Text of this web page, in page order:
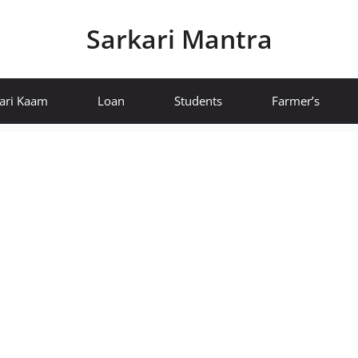
Sarkari Mantra
Kaam Loan Students Farmer’s